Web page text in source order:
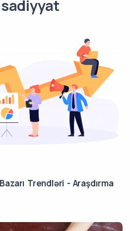
Trendləri - Araşdırma